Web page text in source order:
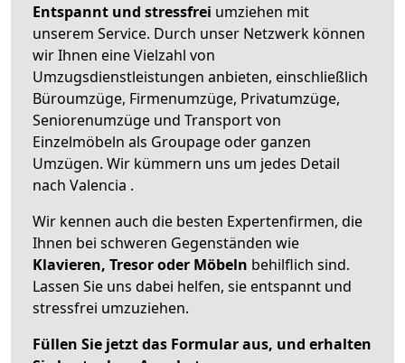
Entspannt und stressfrei umziehen mit
unserem Service. Durch unser Netzwerk können
wir Ihnen eine Vielzahl von
Umzugsdienstleistungen anbieten, einschließlich
Büroumzüge, Firmenumzüge, Privatumzüge,
Seniorenumzüge und Transport von
Einzelmöbeln als Groupage oder ganzen
Umzügen. Wir kümmern uns um jedes Detail
nach Valencia .
Wir kennen auch die besten Expertenfirmen, die
Ihnen bei schweren Gegenständen wie
Klavieren, Tresor oder Möbeln behilflich sind.
Lassen Sie uns dabei helfen, sie entspannt und
stressfrei umzuziehen.
Füllen Sie jetzt das Formular aus, und erhalten